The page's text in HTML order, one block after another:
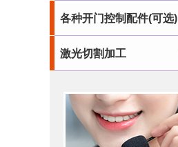
各种开门控制配件(可选)
激光切割加工